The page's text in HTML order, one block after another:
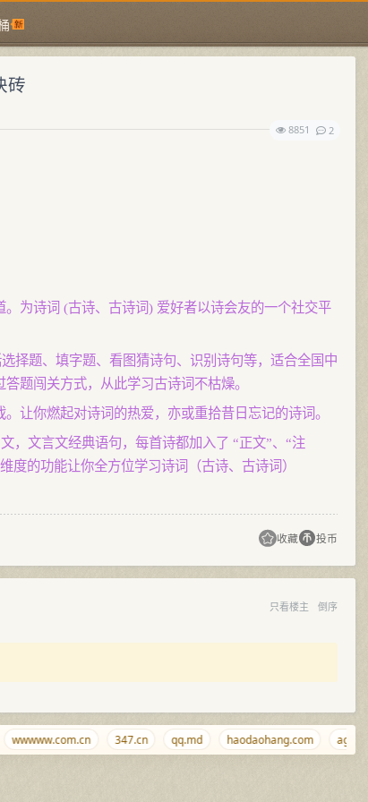
砖
8851
2
为诗词 (古诗、古诗词) 爱好者以诗会友的一个社交平
择题、填字题、看图猜诗句、识别诗句等，适合全国中
题闯关方式，从此学习古诗词不枯燥。
让你燃起对诗词的热爱，亦或重拾昔日忘记的诗词。
，文言文经典语句，每首诗都加入了 “正文”、“注
度的功能让你全方位学习诗词（古诗、古诗词）
收藏 投币
只看楼主 倒序
wwwww.com.cn 347.cn qq.md haodaohang.com agent.cm